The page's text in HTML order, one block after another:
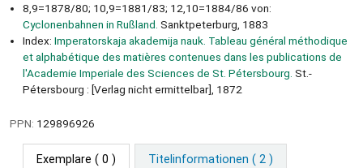
8,9=1878/80; 10,9=1881/83; 12,10=1884/86 von:
Cyclonenbahnen in Rußland. Sanktpeterburg, 1883
Index: Imperatorskaja akademija nauk. Tableau général méthodique
et alphabétique des matières contenues dans les publications de
l'Academie Imperiale des Sciences de St. Pétersbourg. St.-
Pétersbourg : [Verlag nicht ermittelbar], 1872
PPN: 129896926
Exemplare ( 0 ) Titelinformationen ( 2 )